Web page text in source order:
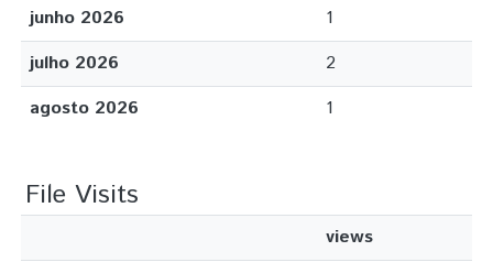
junho 2026
1
julho 2026
2
agosto 2026
1
File Visits
views